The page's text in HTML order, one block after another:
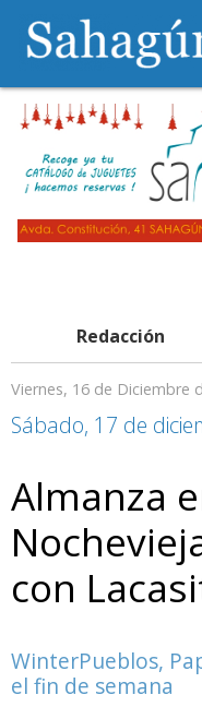
Redacción
Viernes, 16 de Diciembre
Sábado, 17 de
Almanza
con
WinterPueblos,
el fin de semana